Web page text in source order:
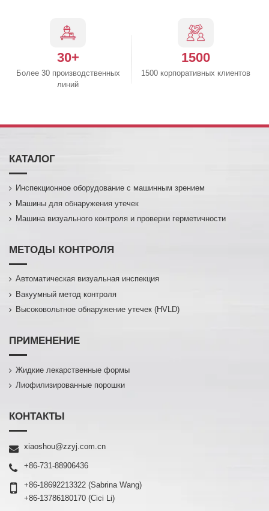
30+
Более 30 производственных
линий
1500
1500 корпоративных клиентов
КАТАЛОГ
Инспекционное оборудование с машинным зрением
Машины для обнаружения утечек
Машина визуального контроля и проверки герметичности
МЕТОДЫ КОНТРОЛЯ
Автоматическая визуальная инспекция
Вакуумный метод контроля
Высоковольтное обнаружение утечек (HVLD)
ПРИМЕНЕНИЕ
Жидкие лекарственные формы
Лиофилизированные порошки
КОНТАКТЫ
xiaoshou@zzyj.com.cn
+86-731-88906436
+86-18692213322 (Sabrina Wang)
+86-13786180170 (Cici Li)